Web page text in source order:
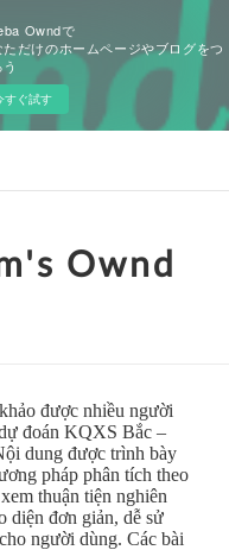
Owndで
ただけのホームページやブログをつ
すぐ試す
Ownd